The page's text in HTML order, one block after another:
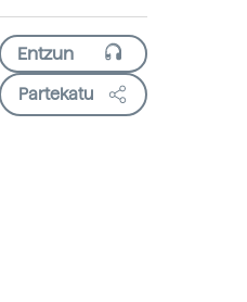
Partekatu